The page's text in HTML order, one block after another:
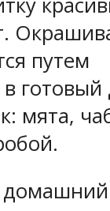
путем
готовый
мята,
домашний